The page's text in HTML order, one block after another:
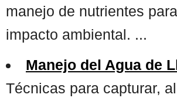
manejo de nutrientes
impacto ambiental. ...
Manejo del Agua de
Técnicas para capturar,